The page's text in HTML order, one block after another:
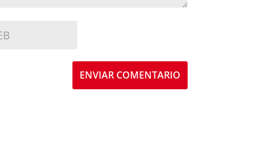
ENVIAR COMENTARIO